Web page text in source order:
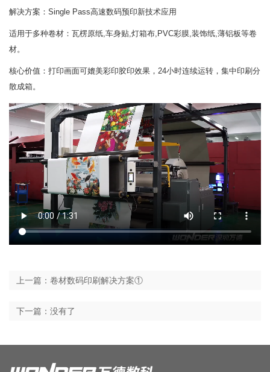
解决方案：Single Pass高速数码预印新技术应用
适用于多种卷材：瓦楞原纸,车身贴,灯箱布,PVC彩膜,装饰纸,薄铝板等卷
材。
核心价值：打印画面可媲美彩印胶印效果，24小时连续运转，集中印刷分
散成箱。
上一篇：卷材数码印刷解决方案①
下一篇：没有了